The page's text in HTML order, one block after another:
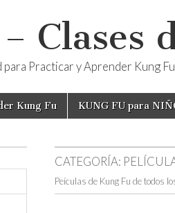
Clases
para Practicar y Aprender Kung
Kung Fu KUNG FU para
CATEGORÍA:
Peículas de Kung Fu de todos